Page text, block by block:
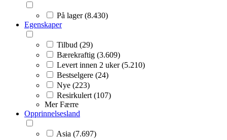
På lager (8.430)
Egenskaper
Tilbud (29)
Bærekraftig (3.609)
Levert innen 2 uker (5.210)
Bestselgere (24)
Nye (223)
Resirkulert (107)
Mer Færre
Opprinnelsesland
Asia (7.697)